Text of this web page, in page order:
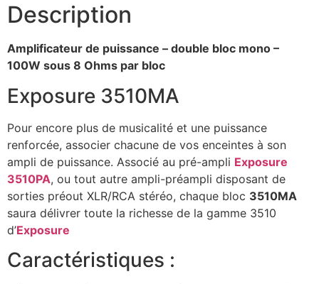
Description
Amplificateur de puissance – double bloc mono –
100W sous 8 Ohms par bloc
Exposure 3510MA
Pour encore plus de musicalité et une puissance
renforcée, associer chacune de vos enceintes à son
ampli de puissance. Associé au pré-ampli Exposure
3510PA, ou tout autre ampli-préampli disposant de
sorties préout XLR/RCA stéréo, chaque bloc 3510MA
saura délivrer toute la richesse de la gamme 3510
d’Exposure
Caractéristiques :